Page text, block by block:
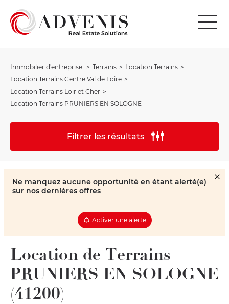
Immobilier d'entreprise Terrains
Location Terrains
Location Terrains Centre Val de Loire
Location Terrains Loir et Cher
Location Terrains PRUNIERS EN SOLOGNE
Filtrer les résultats
Ne manquez aucune opportunité en étant alerté(e)
sur nos dernières offres
Activer une alerte
Location de Terrains
PRUNIERS EN SOLOGNE
(41200)